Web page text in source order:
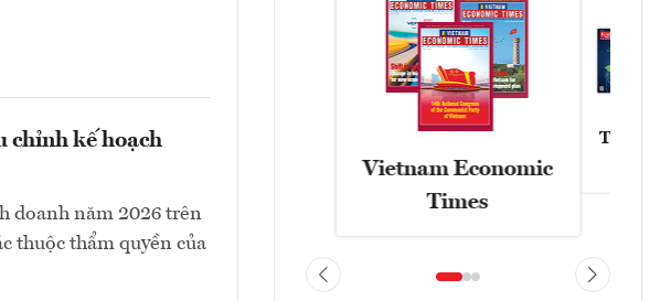
chỉnh kế hoạch
doanh năm 2026 trên
thuộc thẩm quyền của
Vietnam Economic
Times
Tạp